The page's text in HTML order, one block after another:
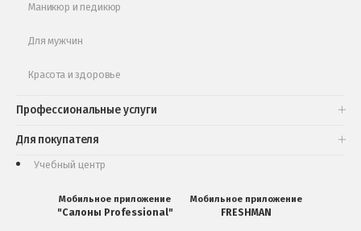
Маникюр и педикюр
Для мужчин
Красота и здоровье
Профессиональные услуги
Для покупателя
Учебный центр
Мобильное приложение
"Салоны Professional"
Мобильное приложение
FRESHMAN